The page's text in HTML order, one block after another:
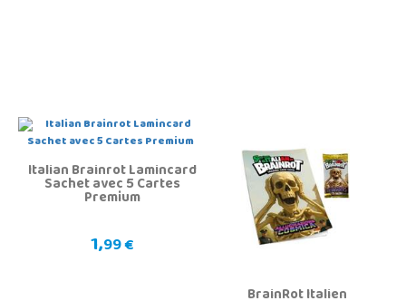
Italian Brainrot Lamincard
Sachet avec 5 Cartes
Premium
1,99 €
BrainRot Italien